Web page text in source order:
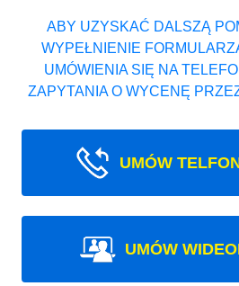
ABY UZYSKAĆ DALSZĄ
WYPEŁNIENIE
UMÓWIENIA SIĘ NA
ZAPYTANIA O WYCENĘ
UMÓW
UMÓW